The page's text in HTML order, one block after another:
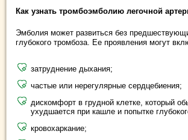
Как узнать тромбоэмболию легочной
Эмболия может развиться без
глубокого тромбоза. Ее проявления могут
затруднение дыхания;
частые или нерегулярные сердцебиения;
дискомфорт в грудной клетке, который
ухудшается при кашле и попытке
кровохаркание;